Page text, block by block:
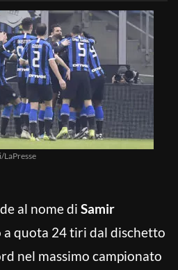
LaPresse
al nome di Samir
a quota 24 tiri dal dischetto
nel massimo campionato